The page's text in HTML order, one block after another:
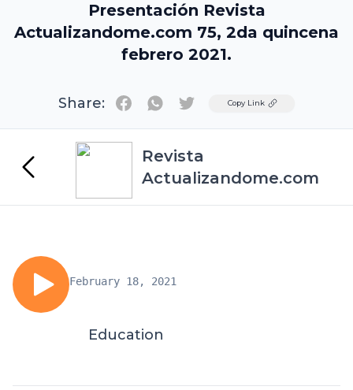
Presentación Revista
Actualizandome.com 75, 2da quincena
febrero 2021.
Share: TwitterCopy Link
Revista
Actualizandome.com
February 18, 2021
Education